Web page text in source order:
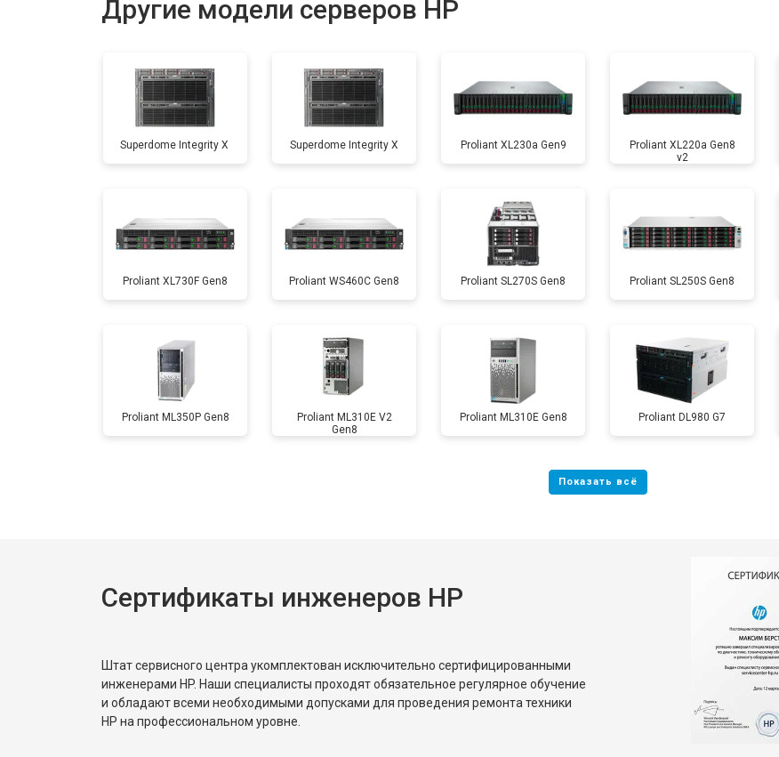
Другие модели серверов HP
Superdome Integrity Х Superdome Integrity Х Proliant XL230a Gen9
Proliant XL220a Gen8
v2
Proliant XL730F Gen8 Proliant WS460C Gen8 Proliant SL270S Gen8 Proliant SL250S Gen8
Proliant ML350P Gen8
Proliant ML310E V2
Gen8
Proliant ML310E Gen8 Proliant DL980 G7
Сертификаты инженеров HP
Штат сервисного центра укомплектован исключительно сертифицированными
инженерами HP. Наши специалисты проходят обязательное регулярное обучение
и обладают всеми необходимыми допусками для проведения ремонта техники
HP на профессиональном уровне.